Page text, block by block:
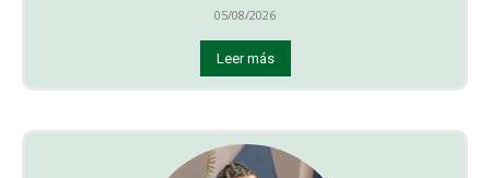
05/08/2026
Leer más